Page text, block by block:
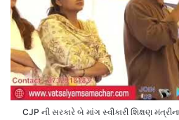
CJP ની સરકારે બે માંગ સ્વીકારી શિક્ષણ